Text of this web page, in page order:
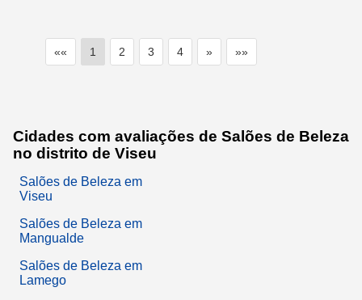
«« 1 2 3 4 » »»
Cidades com avaliações de Salões de Beleza
no distrito de Viseu
Salões de Beleza em
Viseu
Salões de Beleza em
Mangualde
Salões de Beleza em
Lamego